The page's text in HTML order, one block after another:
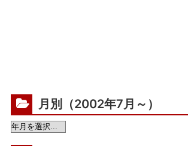
月別（2002年7月～）